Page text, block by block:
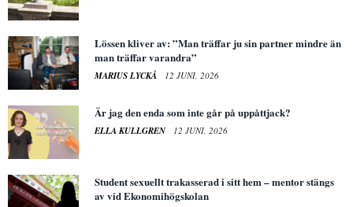
Lössen kliver av: ”Man träffar ju sin partner mindre än
man träffar varandra”
MARIUS LYCKÅ 12 JUNI, 2026
Är jag den enda som inte går på uppåttjack?
ELLA KULLGREN 12 JUNI, 2026
Student sexuellt trakasserad i sitt hem – mentor stängs
av vid Ekonomihögskolan